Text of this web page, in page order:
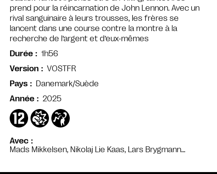
Avec
Mads Mikkelsen, Nikolaj Lie Kaas, Lars Brygmann…
prend pour la réincarnation de John Lennon. Avec un
rival sanguinaire à leurs trousses, les frères se
lancent dans une course contre la montre à la
recherche de l’argent et d’eux-mêmes
Durée
1h56
Version
VOSTFR
Pays
Danemark/Suède
Année
2025